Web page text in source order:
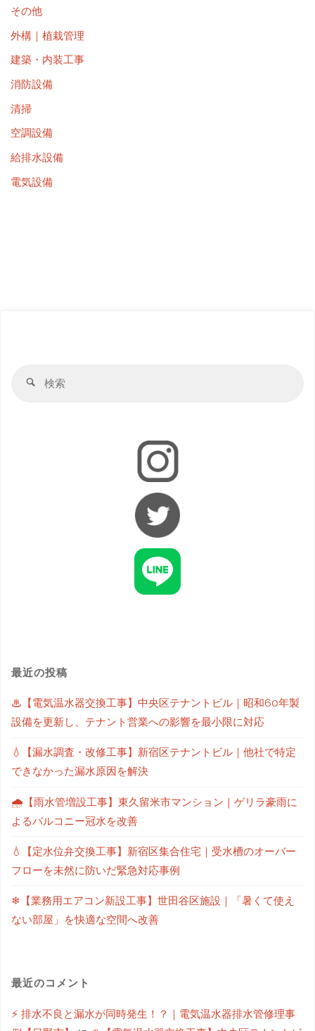
その他
外構｜植栽管理
建築・内装工事
消防設備
清掃
空調設備
給排水設備
電気設備
最近の投稿
♨【電気温水器交換工事】中央区テナントビル｜昭和60年製
設備を更新し、テナント営業への影響を最小限に対応
💧【漏水調査・改修工事】新宿区テナントビル｜他社で特定
できなかった漏水原因を解決
🌧【雨水管増設工事】東久留米市マンション｜ゲリラ豪雨に
よるバルコニー冠水を改善
💧【定水位弁交換工事】新宿区集合住宅｜受水槽のオーバー
フローを未然に防いだ緊急対応事例
❄【業務用エアコン新設工事】世田谷区施設｜「暑くて使え
ない部屋」を快適な空間へ改善
最近のコメント
⚡ 排水不良と漏水が同時発生！？｜電気温水器排水管修理事